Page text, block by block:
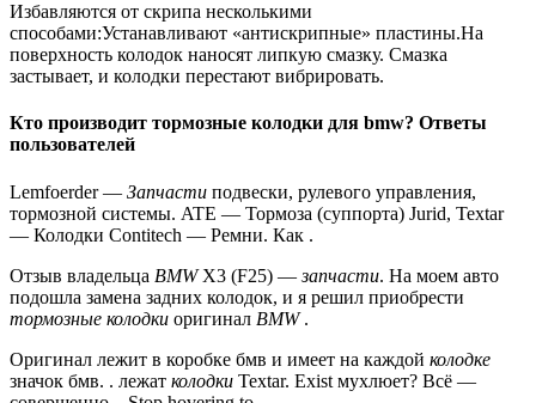
Избавляются от скрипа несколькими
способами:Устанавливают «антискрипные» пластины.На
поверхность колодок наносят липкую смазку. Смазка
застывает, и колодки перестают вибрировать.
Кто производит тормозные колодки для bmw? Ответы
пользователей
Lemfoerder — Запчасти подвески, рулевого управления,
тормозной системы. ATE — Тормоза (суппорта) Jurid, Textar
— Колодки Contitech — Ремни. Как .
Отзыв владельца BMWX3 (F25) —запчасти. На моем авто
подошла замена задних колодок, и я решил приобрести
тормозные колодки оригинал BMW.
Оригинал лежит в коробке бмв и имеет на каждой колодке
значок бмв. . лежат колодки Textar. Exist мухлюет? Всё —